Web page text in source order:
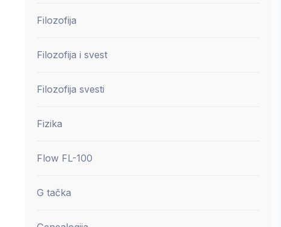
Filozofija
Filozofija i svest
Filozofija svesti
Fizika
Flow FL-100
G tačka